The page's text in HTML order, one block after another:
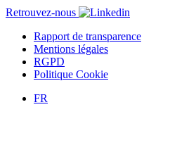
Retrouvez-nous
Rapport de transparence
Mentions légales
RGPD
Politique Cookie
FR